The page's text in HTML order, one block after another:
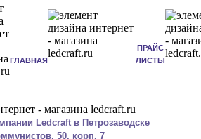
ГЛАВНАЯ
ПРАЙС
ЛИСТЫ
Ledcraft в Петрозаводске
50, корп. 7